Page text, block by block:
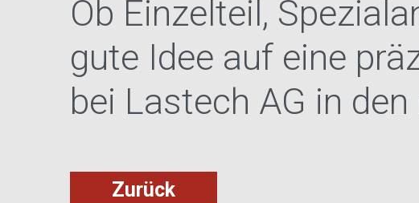
Ob Einzelteil,
gute Idee auf eine
bei Lastech AG in
Zurück